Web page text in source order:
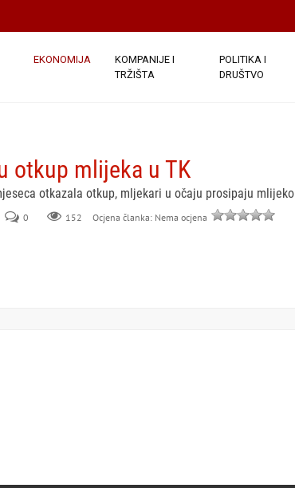
EKONOMIJA
KOMPANIJE I
TRŽIŠTA
POLITIKA I
DRUŠTVO
otkup mlijeka u TK
otkazala otkup, mljekari u očaju prosipaju mlijeko
0 152 Ocjena članka: Nema ocjena